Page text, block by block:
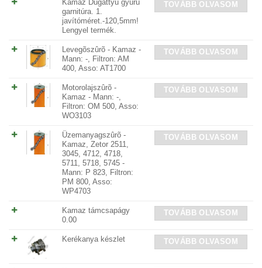
Kamaz Dugattyú gyûrû
garnitúra. 1.
javítóméret.-120,5mm!
Lengyel termék.
TOVÁBB OLVASOM
Levegõszûrõ - Kamaz -
Mann: -, Filtron: AM
400, Asso: AT1700
TOVÁBB OLVASOM
Motorolajszûrõ -
Kamaz - Mann: -,
Filtron: OM 500, Asso:
WO3103
TOVÁBB OLVASOM
Üzemanyagszûrõ -
Kamaz, Zetor 2511,
3045, 4712, 4718,
5711, 5718, 5745 -
Mann: P 823, Filtron:
PM 800, Asso:
WP4703
TOVÁBB OLVASOM
Kamaz támcsapágy
0.00
TOVÁBB OLVASOM
Kerékanya készlet TOVÁBB OLVASOM